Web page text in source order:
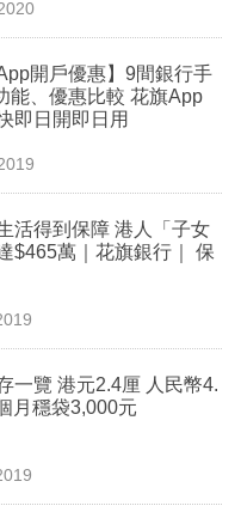
開戶優惠】9間銀行手
能、優惠比較 花旗App
即日開即日用
活得到保障 港人「子女
$465萬｜花旗銀行｜ 保
一覽 港元2.4厘 人民幣4.
月穩袋3,000元